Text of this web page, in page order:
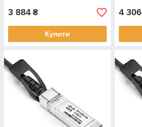
3 884 ₴
Купити
4 306